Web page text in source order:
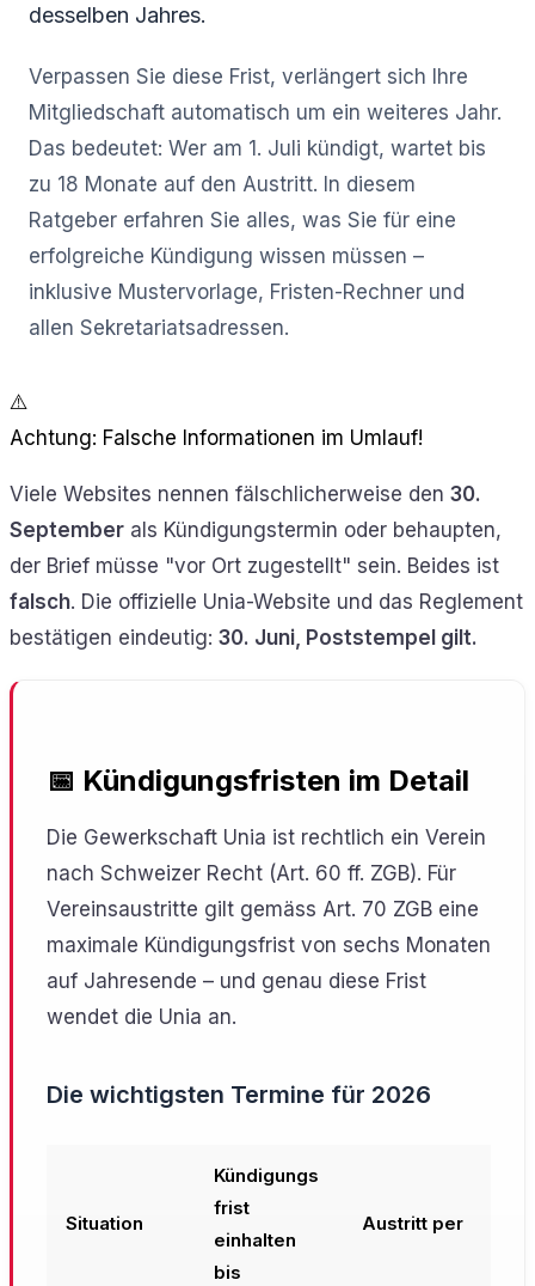
desselben Jahres.
Verpassen Sie diese Frist, verlängert sich Ihre
Mitgliedschaft automatisch um ein weiteres Jahr.
Das bedeutet: Wer am 1. Juli kündigt, wartet bis
zu 18 Monate auf den Austritt. In diesem
Ratgeber erfahren Sie alles, was Sie für eine
erfolgreiche Kündigung wissen müssen –
inklusive Mustervorlage, Fristen-Rechner und
allen Sekretariatsadressen.
⚠️
Achtung: Falsche Informationen im Umlauf!
Viele Websites nennen fälschlicherweise den 30.
September als Kündigungstermin oder behaupten,
der Brief müsse "vor Ort zugestellt" sein. Beides ist
falsch. Die offizielle Unia-Website und das Reglement
bestätigen eindeutig: 30. Juni, Poststempel gilt.
📅 Kündigungsfristen im Detail
Die Gewerkschaft Unia ist rechtlich ein Verein
nach Schweizer Recht (Art. 60 ff. ZGB). Für
Vereinsaustritte gilt gemäss Art. 70 ZGB eine
maximale Kündigungsfrist von sechs Monaten
auf Jahresende – und genau diese Frist
wendet die Unia an.
Die wichtigsten Termine für 2026
Situation
Kündigungs
frist
einhalten
bis
Austritt per